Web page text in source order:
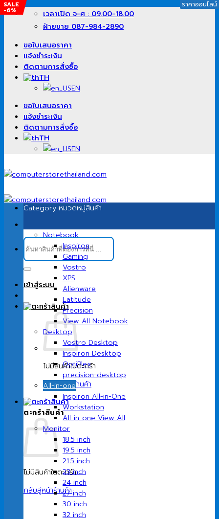
ข้าม
เนื้อหา
เวลาเปิด จ-ศ : 09.00-18.00
ฝ่ายขาย 087-984-2890
ขอใบเสนอราคา
แจ้งชำระเงิน
ติดตามการสั่งซื้อ
TH
EN
ขอใบเสนอราคา
แจ้งชำระเงิน
ติดตามการสั่งซื้อ
TH
EN
ค้นหา:
เข้าสู่ระบบ
ไม่มีสินค้าในตะกร้า
กลับสู่หน้าร้านค้า
ตะกร้าสินค้า
ไม่มีสินค้าในตะกร้า
กลับสู่หน้าร้านค้า
Category หมวดหมู่สินค้า
Notebook
Inspiron
Gaming
Vostro
XPS
Alienware
Latitude
Precision
View All Notebook
Desktop
Vostro Desktop
Inspiron Desktop
OptiPlex
precision-desktop
All-in-one
Inspiron All-in-One
Workstation
All-in-one View All
Monitor
18.5 inch
19.5 inch
21.5 inch
23 inch
24 inch
27 inch
30 inch
32 inch
ราคาออนไลน์
ราคาออนไลน์
SALE
-6%